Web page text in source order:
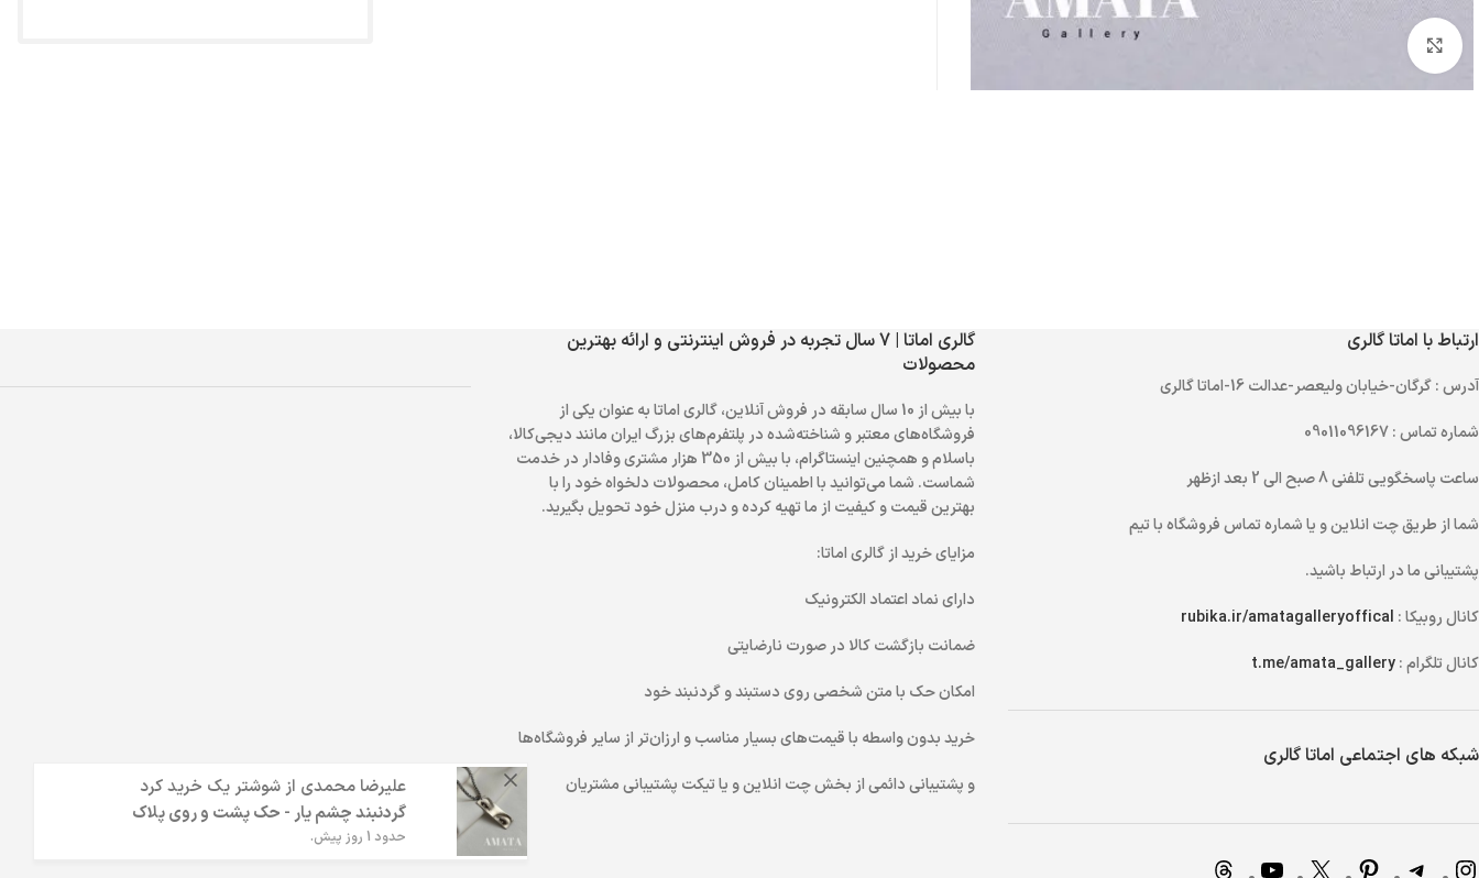
ارتباط با اماتا گالری
آدرس: گرگان-خیابان ولیعصر-عدالت 16-اماتا گالری
شماره تماس: 09011096167
ساعت پاسخگویی تلفنی
شما از طریقچت انلاینو یاشماره تماسفروشگاه با تیم
پشتیبانی ما در ارتباط باشید.
کانال روبیکا : rubika.ir/amatagalleryoffical
کانال تلگرام :t.me/amata_gallery
شبکه های اجتماعی اماتا گالری
گالری اماتا | 7 سال تجربه در فروش اینترنتی و ارائه بهترین
محصولات
با بیش از 10 سال سابقه در فروش آنلاین، گالری اماتا به عنوان یکی از
فروشگاه‌های معتبر و شناخته‌شده در پلتفرم‌های بزرگ ایران مانند دیجی‌کالا،
باسلام و همچنین اینستاگرام، با بیش از 350 هزار مشتری وفادار در خدمت
شماست. شما می‌توانید با اطمینان کامل، محصولات دلخواه خود را با
بهترین قیمت و کیفیت از ما تهیه کرده و درب منزل خود تحویل بگیرید.
مزایای خرید از گالری اماتا:
دارای نماد اعتماد الکترونیک
ضمانت بازگشت کالا در صورت نارضایتی
امکان حک با متن شخصی روی دستبند و گردنبند خود
خرید بدون واسطه با قیمت‌های بسیار مناسب و ارزان‌تر از سایر فروشگاه‌ها
و پشتیبانی دائمی از بخش چت انلاین و یا تیکت پشتیبانی مشتریان
علیرضا محمدی ازشوشتریک خرید کرد
گردنبند چشم یار - حک پشت و روی پلاک
حدود 1 روز پیش.